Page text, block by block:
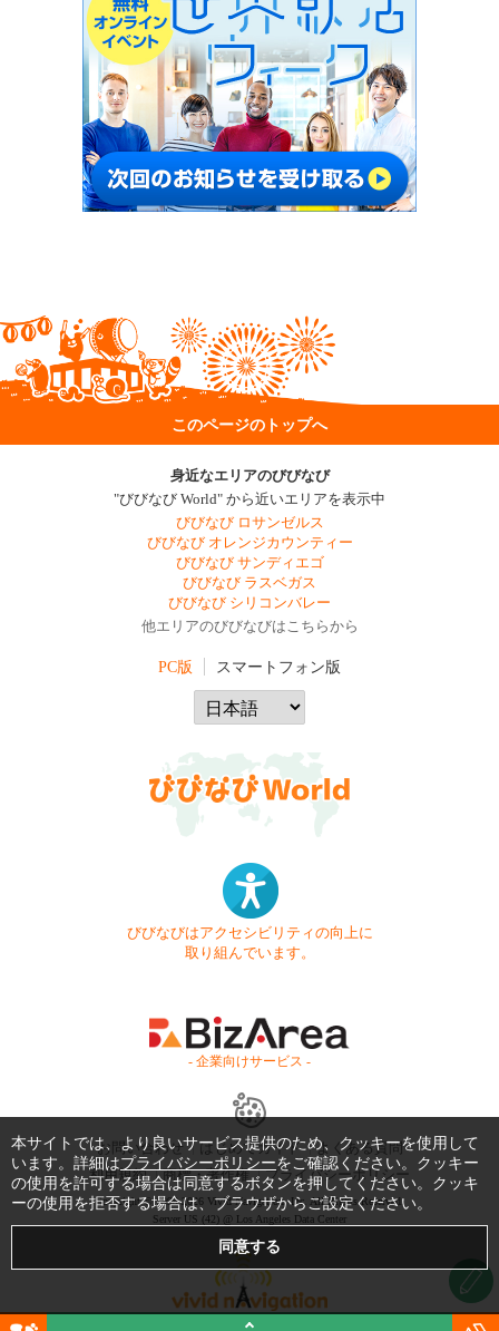
このページのトップへ
身近なエリアのびびなび
"びびなび World" から近いエリアを表示中
びびなび ロサンゼルス
びびなび オレンジカウンティー
びびなび サンディエゴ
びびなび ラスベガス
びびなび シリコンバレー
他エリアのびびなびはこちらから
PC版 スマートフォン版
びびなびはアクセシビリティの向上に
取り組んでいます。
- 企業向けサービス -
お問い合わせ はじめてガイド
よくある質問
利用規約
商標・著作権 プライバシーポリシー
Copyright © 1999-2026 Vivid Navigation, Inc. All Rights Reserved.
Server US (42) @ Los Angeles Data Center
本サイトでは、より良いサービス提供のため、クッキーを使用して
います。詳細はプライバシーポリシーをご確認ください。クッキー
の使用を許可する場合は同意するボタンを押してください。クッキ
ーの使用を拒否する場合は、ブラウザからご設定ください。